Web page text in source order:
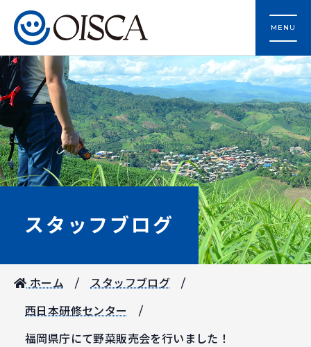
MENU
スタッフブログ
ホーム スタッフブログ
西日本研修センター
福岡県庁にて野菜販売会を行いました！